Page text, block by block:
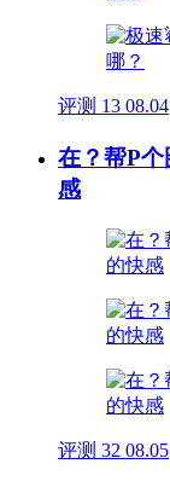
评测 13 08.04
在？帮P
感
评测 32 08.05